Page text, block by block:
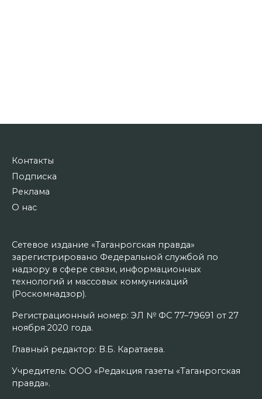
Контакты
Подписка
Реклама
О нас
Сетевое издание «Таганрогская правда»
зарегистрировано Федеральной службой по
надзору в сфере связи, информационных
технологий и массовых коммуникаций
(Роскомнадзор).
Регистрационный номер: ЭЛ № ФС 77–79691 от 27
ноября 2020 года.
Главный редактор: В.Б. Каратаева.
Учредитель: ООО «Редакция газеты «Таганрогская
правда».